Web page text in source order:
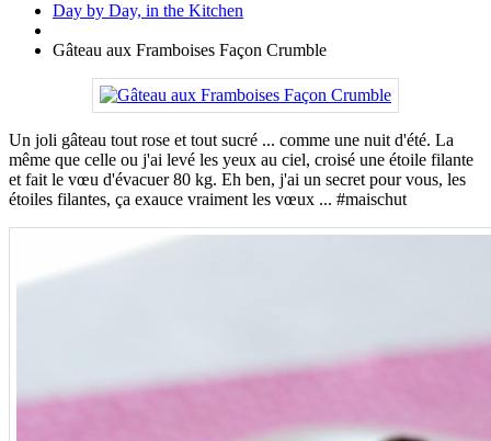
Day by Day, in the Kitchen
Gâteau aux Framboises Façon Crumble
Un joli gâteau tout rose et tout sucré ... comme une nuit d'été. La
même que celle ou j'ai levé les yeux au ciel, croisé une étoile filante
et fait le vœu d'évacuer 80 kg. Eh ben, j'ai un secret pour vous, les
étoiles filantes, ça exauce vraiment les vœux ... #maischut